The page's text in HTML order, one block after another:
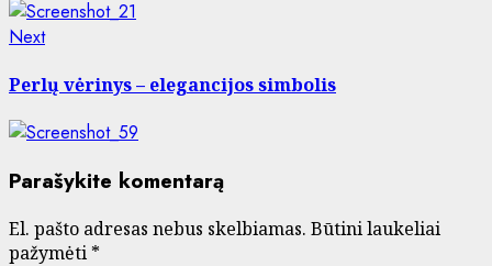
NextNext
Perlų vėrinys – elegancijos simbolis
Parašykite komentarą
El. pašto adresas nebus skelbiamas. Būtini laukeliai
pažymėti *